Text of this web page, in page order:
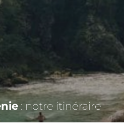
: notre itinéraire